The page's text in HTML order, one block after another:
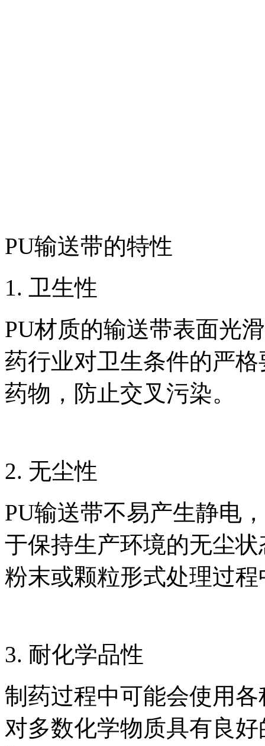
PU输送带的特性
1. 卫生性
PU材质的输送带表面光
药行业对卫生条件的严
药物，防止交叉污染。
2. 无尘性
PU输送带不易产生静电
于保持生产环境的无尘
粉末或颗粒形式处理过程
3. 耐化学品性
制药过程中可能会使用
对多数化学物质具有良